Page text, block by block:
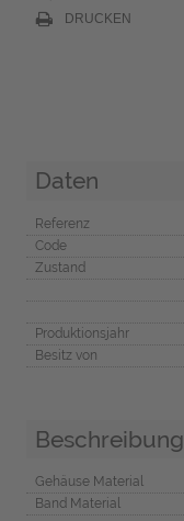
DRUCKEN
Daten
Referenz
Code
Zustand
Produktionsjahr
Besitz von
Beschreibung
Gehäuse Material
Band Material